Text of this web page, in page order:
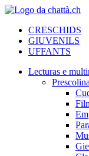
CRESCHIDS
GIUVENILS
UFFANTS
Lecturas e